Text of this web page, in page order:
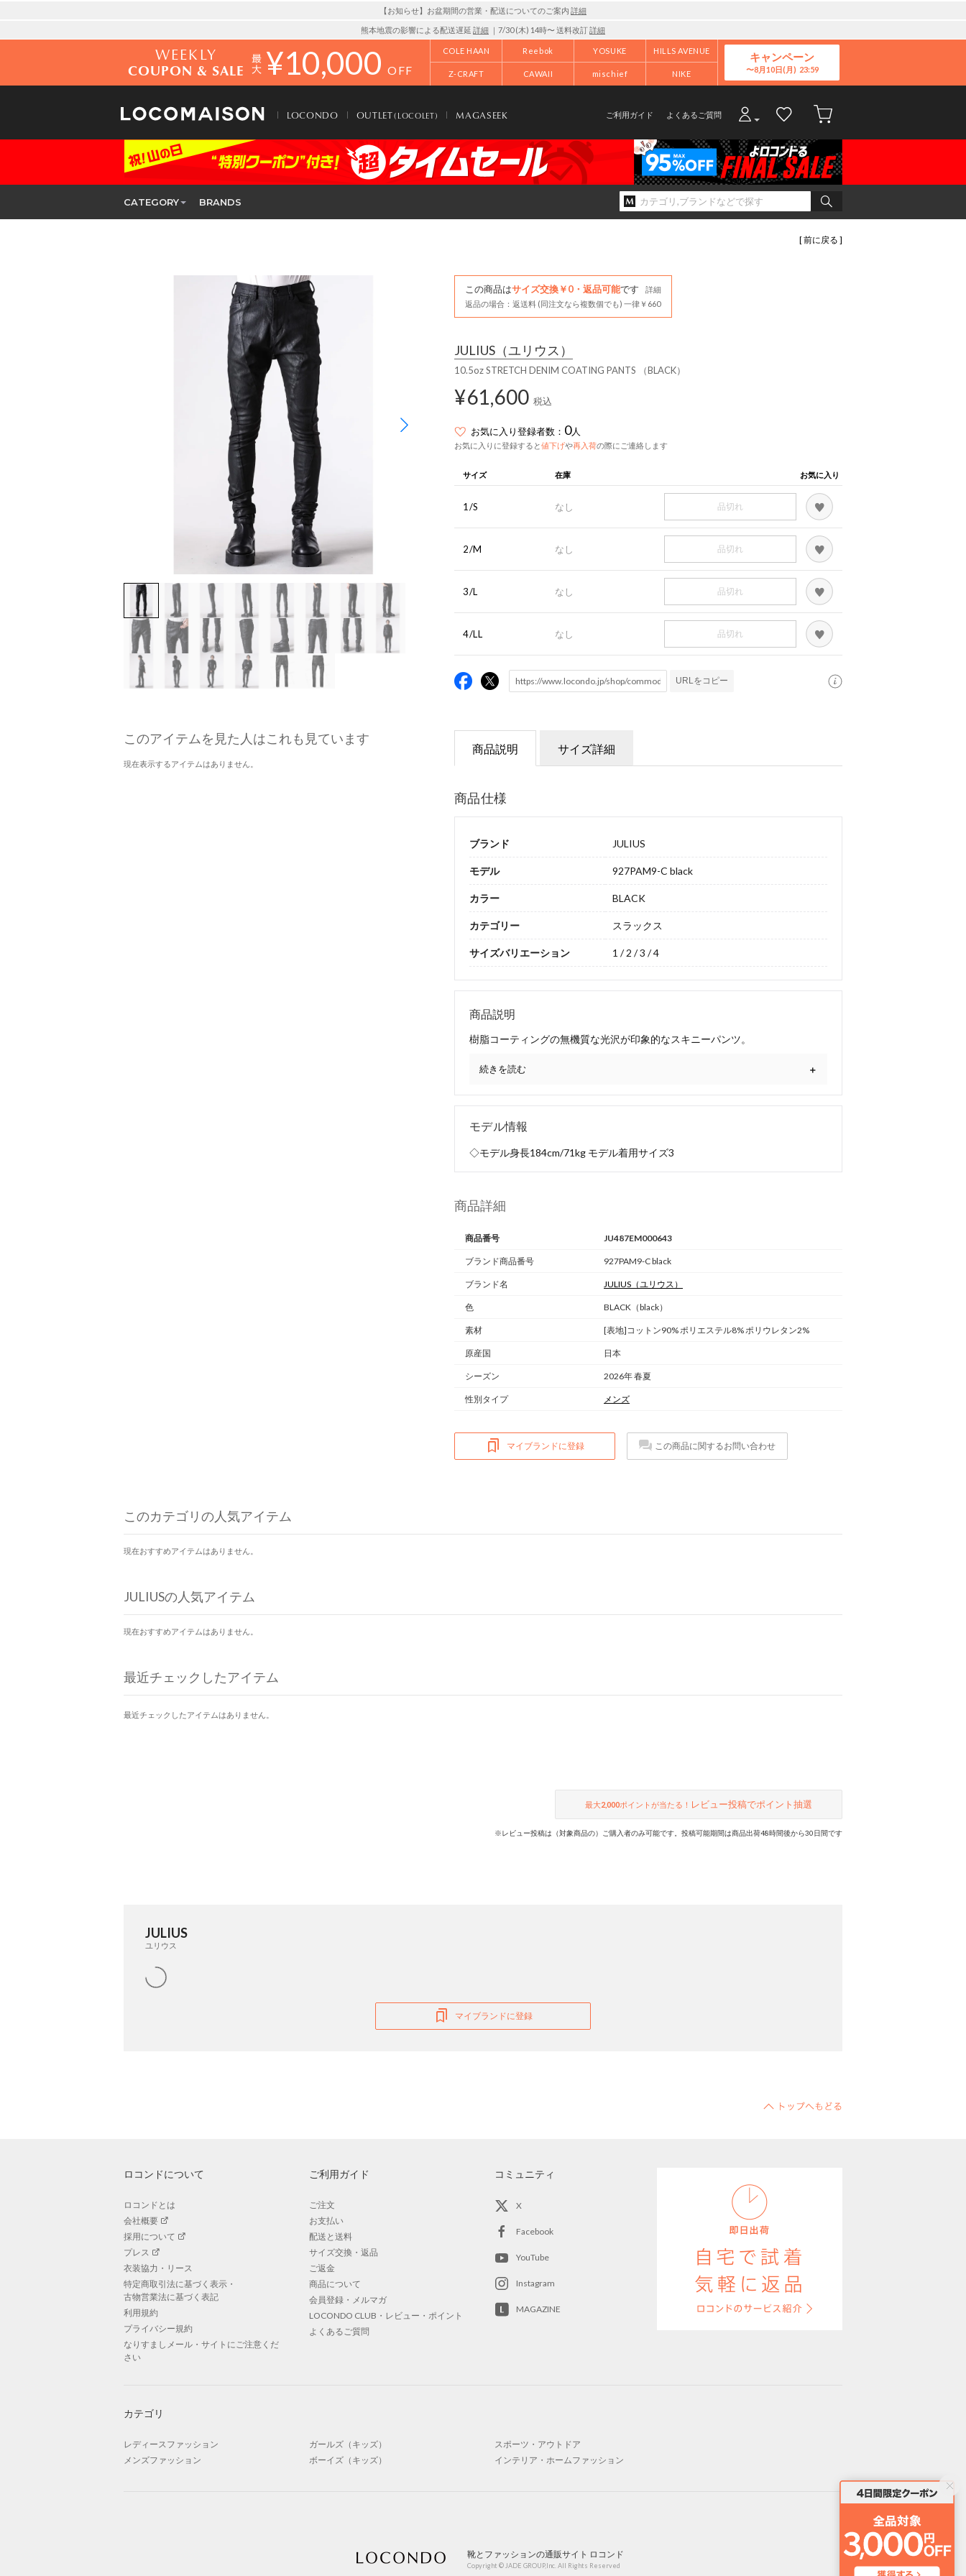
【お知らせ】お盆期間の営業・配送についてのご案内 詳細
熊本地震の影響による配送遅延 詳細 ｜7/30 (木) 14時〜 送料改訂詳細
WEEKLY
COUPON & SALE ¥10,000 OFF
COLE HAAN Reebok YOSUKE HILLS AVENUE
Z-CRAFT CAWAII mischief NIKE
キャンペーン
8月10日(月)
LOCONDO OUTLET(LOCOLET) MAGASEEK ご利用ガイド よくあるご質問
CATEGORY BRANDS
[ 前に戻る ]
このアイテムを見た人はこれも見ています
現在表示するアイテムはありません。
この商品はサイズ交換￥0・返品可能です
詳細
返品の場合：返送料 (同注文なら複数個でも) 一律￥660
JULIUS （ユリウス）
10.5oz STRETCH DENIM COATING PANTS （BLACK）
¥61,600 税込
お気に入り登録者数： 0人
お気に入りに登録すると値下げや再入荷の際にご連絡します
サイズ 在庫 お気に入り
1/S なし 品切れ
2/M なし 品切れ
3/L なし 品切れ
4/LL なし 品切れ
URLをコピー
商品説明 サイズ詳細
商品仕様
ブランド JULIUS
モデル 927PAM9-C black
カラー BLACK
カテゴリー スラックス
サイズバリエーション 1 / 2 / 3 / 4
商品説明
樹脂コーティングの無機質な光沢が印象的なスキニーパンツ。
続きを読む
モデル情報
◇モデル身長184cm/71kg モデル着用サイズ3
商品詳細
商品番号 JU487EM000643
ブランド商品番号 927PAM9-C black
ブランド名 JULIUS （ユリウス）
色 BLACK（black）
素材 [表地]コットン90% ポリエステル8% ポリウレタン2%
原産国 日本
シーズン 2026年 春夏
性別タイプ メンズ
マイブランドに登録 この商品に関するお問い合わせ
このカテゴリの人気アイテム
現在おすすめアイテムはありません。
JULIUSの人気アイテム
現在おすすめアイテムはありません。
最近チェックしたアイテム
最近チェックしたアイテムはありません。
最大2,000ポイントが当たる！ レビュー投稿でポイント抽選
※レビュー投稿は（対象商品の）ご購入者のみ可能です。投稿可能期間は商品出荷48時間後から30日間です
JULIUS
ユリウス
マイブランドに登録
ロコンドについて
ロコンドとは
会社概要
採用について
プレス
衣装協力・リース
特定商取引法に基づく表示・
古物営業法に基づく表記
利用規約
プライバシー規約
なりすましメール・サイトにご注意くだ
さい
ご利用ガイド
ご注文
お支払い
配送と送料
サイズ交換・返品
ご返金
商品について
会員登録・メルマガ
LOCONDO CLUB・レビュー・ポイント
よくあるご質問
コミュニティ
X
Facebook
YouTube
Instagram
MAGAZINE
カテゴリ
レディースファッション
メンズファッション
ガールズ（キッズ）
ボーイズ（キッズ）
スポーツ・アウトドア
インテリア・ホームファッション
靴とファッションの通販サイト ロコンド
Copyright © JADE GROUP,Inc. All Rights Reserved